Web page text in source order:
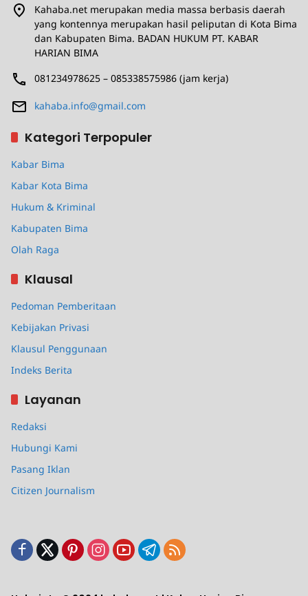
Kahaba.net merupakan media massa berbasis daerah
yang kontennya merupakan hasil peliputan di Kota Bima
dan Kabupaten Bima. BADAN HUKUM PT. KABAR
HARIAN BIMA
081234978625 – 085338575986 (jam kerja)
kahaba.info@gmail.com
Kategori Terpopuler
Kabar Bima
Kabar Kota Bima
Hukum & Kriminal
Kabupaten Bima
Olah Raga
Klausal
Pedoman Pemberitaan
Kebijakan Privasi
Klausul Penggunaan
Indeks Berita
Layanan
Redaksi
Hubungi Kami
Pasang Iklan
Citizen Journalism